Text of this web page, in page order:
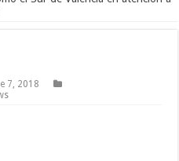
7, 2018